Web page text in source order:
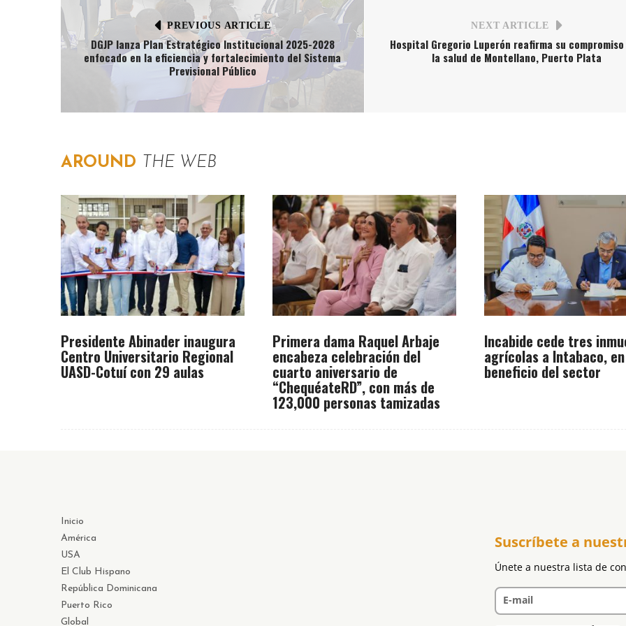
PREVIOUS ARTICLE
DGJP lanza Plan Estratégico Institucional 2025-2028
enfocado en la eficiencia y fortalecimiento del Sistema
Previsional Público
NEXT ARTICLE
Hospital Gregorio Luperón reafirma su
la salud de Montellano, Puerto Plata
AROUND THE WEB
Presidente Abinader inaugura
Centro Universitario Regional
UASD-Cotuí con 29 aulas
Primera dama Raquel Arbaje
encabeza celebración del
cuarto aniversario de
“ChequéateRD”, con más de
123,000 personas tamizadas
Incabide cede tres
agrícolas a Intabaco, en
beneficio del sector
Inicio
América
USA
El Club Hispano
República Dominicana
Puerto Rico
Global
Suscríbete a
Únete a nuestra lista de
E-mail